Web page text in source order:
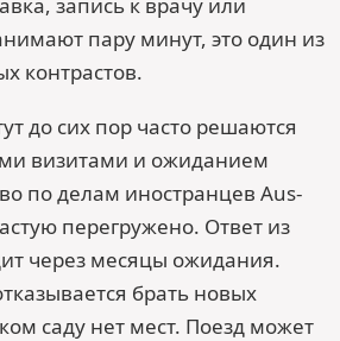
пару минут, это один из
контрастов.
до сих пор часто решаются
визитами и ожиданием
по делам иностранцев Aus­
перегружено. Ответ из
через месяцы ожидания.
брать новых
саду нет мест. Поезд может